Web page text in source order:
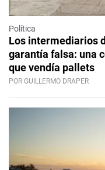
Política
Los intermediarios
garantía falsa: una
que vendía pallets
POR GUILLERMO DRAPER